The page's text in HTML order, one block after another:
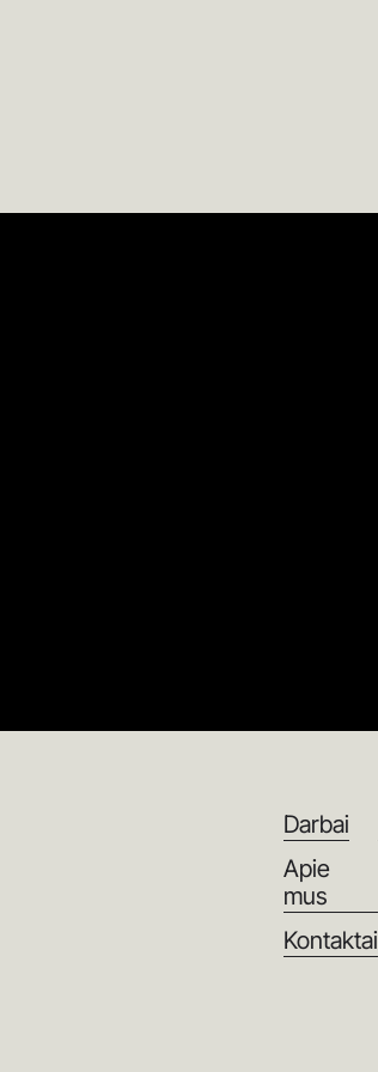
Darbai
Apie
mus
Kontaktai